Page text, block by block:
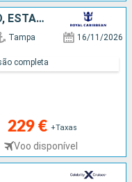
HONDURAS, CARAIBAS - MEXICO, ESTADOS UNIDOS
Tampa 16/11/2026
229 € +Taxas
Voo disponível
completa